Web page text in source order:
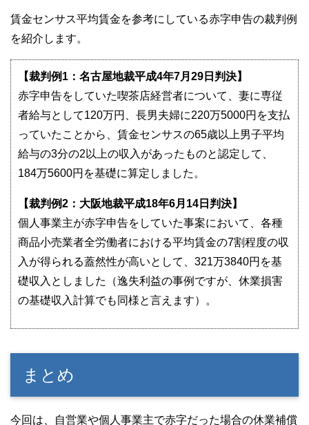
賃金センサス平均賃金を参考にしている赤字申告の裁判例
を紹介します。
【裁判例1：名古屋地裁平成4年7月29日判決】
赤字申告をしていた喫茶店経営者について、妻に専従
者給与として120万円、長男夫婦に220万5000円を支払
っていたことから、賃金センサスの65歳以上男子平均
給与の3分の2以上の収入があったものと認定して、
184万5600円を基礎に算定しました。
【裁判例2：大阪地裁平成18年6月14日判決】
個人事業主が赤字申告をしていた事案において、各種
商品小売業者全労働者における平均賃金の7割程度の収
入が得られる蓋然性が高いとして、321万3840円を基
礎収入としました（逸失利益の事例ですが、休業損害
の基礎収入計算でも同様と言えます）。
まとめ
今回は、自営業や個人事業主で赤字だった場合の休業補償